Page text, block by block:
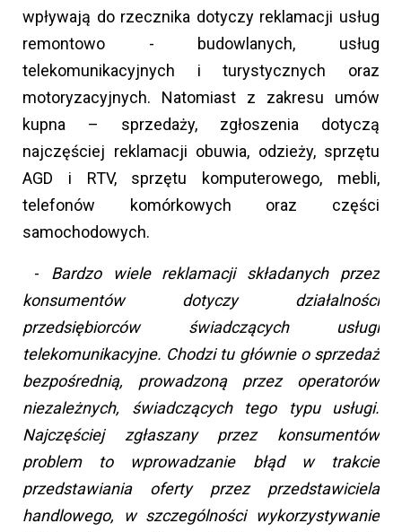
wpływają do rzecznika dotyczy reklamacji usług
remontowo - budowlanych, usług
telekomunikacyjnych i turystycznych oraz
motoryzacyjnych. Natomiast z zakresu umów
kupna – sprzedaży, zgłoszenia dotyczą
najczęściej reklamacji obuwia, odzieży, sprzętu
AGD i RTV, sprzętu komputerowego, mebli,
telefonów komórkowych oraz części
samochodowych.
- Bardzo wiele reklamacji składanych przez
konsumentów dotyczy działalności
przedsiębiorców świadczących usługi
telekomunikacyjne. Chodzi tu głównie o sprzedaż
bezpośrednią, prowadzoną przez operatorów
niezależnych, świadczących tego typu usługi.
Najczęściej zgłaszany przez konsumentów
problem to wprowadzanie błąd w trakcie
przedstawiania oferty przez przedstawiciela
handlowego, w szczególności wykorzystywanie